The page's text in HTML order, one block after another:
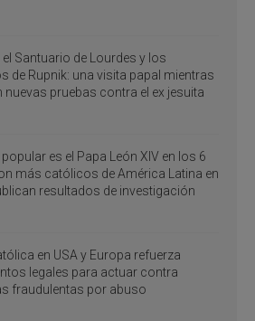
el Santuario de Lourdes y los
de Rupnik: una visita papal mientras
nuevas pruebas contra el ex jesuita
popular es el Papa León XIV en los 6
más católicos de América Latina en
resultados de investigación
en USA y Europa refuerza
legales para actuar contra
fraudulentas por abuso